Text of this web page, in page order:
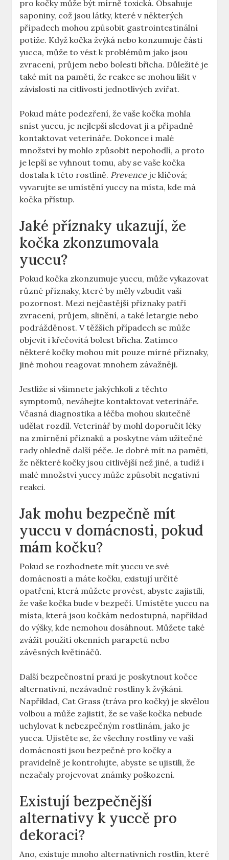
pro kočky může být mírně toxická. Obsahuje
saponiny, což jsou látky, které v některých
případech mohou způsobit gastrointestinální
potíže. Když kočka žvýká nebo konzumuje části
yucca, může to vést k problémům jako jsou
zvracení, průjem nebo bolesti břicha. Důležité je
také mít na paměti, že reakce se mohou lišit v
závislosti na citlivosti jednotlivých zvířat.
Pokud máte podezření, že vaše kočka mohla
sníst yuccu, je nejlepší sledovat ji a případně
kontaktovat veterináře. Dokonce i malé
množství by mohlo způsobit nepohodlí, a proto
je lepší se vyhnout tomu, aby se vaše kočka
dostala k této rostlině. Prevenceje klíčová;
vyvarujte se umístění yuccy na místa, kde má
kočka přístup.
Jaké příznaky ukazují, že
kočka zkonzumovala
yuccu?
Pokud kočka zkonzumuje yuccu, může vykazovat
různé příznaky, které by měly vzbudit vaši
pozornost. Mezi nejčastější příznaky patří
zvracení, průjem, slinění, a také letargie nebo
podrážděnost. V těžších případech se může
objevit i křečovitá bolest břicha. Zatímco
některé kočky mohou mít pouze mírné příznaky,
jiné mohou reagovat mnohem závažněji.
Jestliže si všimnete jakýchkoli z těchto
symptomů, neváhejte kontaktovat veterináře.
Včasná diagnostika a léčba mohou skutečně
udělat rozdíl. Veterinář by mohl doporučit léky
na zmírnění příznaků a poskytne vám užitečné
rady ohledně další péče. Je dobré mít na paměti,
že některé kočky jsou citlivější než jiné, a tudíž i
malé množství yuccy může způsobit negativní
reakci.
Jak mohu bezpečně mít
yuccu v domácnosti, pokud
mám kočku?
Pokud se rozhodnete mít yuccu ve své
domácnosti a máte kočku, existují určité
opatření, která můžete provést, abyste zajistili,
že vaše kočka bude v bezpečí. Umístěte yuccu na
místa, která jsou kočkám nedostupná, například
do výšky, kde nemohou dosáhnout. Můžete také
zvážit použití okenních parapetů nebo
závěsných květináčů.
Další bezpečnostní praxí je poskytnout kočce
alternativní, nezávadné rostliny k žvýkání.
Například, Cat Grass (tráva pro kočky) je skvělou
volbou a může zajistit, že se vaše kočka nebude
uchylovat k nebezpečným rostlinám, jako je
yucca. Ujistěte se, že všechny rostliny ve vaší
domácnosti jsou bezpečné pro kočky a
pravidelně je kontrolujte, abyste se ujistili, že
nezačaly projevovat známky poškození.
Existují bezpečnější
alternativy k yuccě pro
dekoraci?
Ano, existuje mnoho alternativních rostlin, které